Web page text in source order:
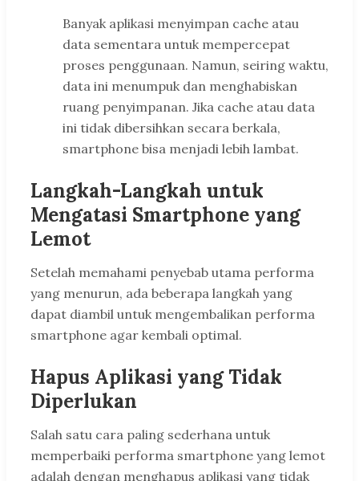
Banyak aplikasi menyimpan cache atau
data sementara untuk mempercepat
proses penggunaan. Namun, seiring waktu,
data ini menumpuk dan menghabiskan
ruang penyimpanan. Jika cache atau data
ini tidak dibersihkan secara berkala,
smartphone bisa menjadi lebih lambat.
Langkah-Langkah untuk
Mengatasi Smartphone yang
Lemot
Setelah memahami penyebab utama performa
yang menurun, ada beberapa langkah yang
dapat diambil untuk mengembalikan performa
smartphone agar kembali optimal.
Hapus Aplikasi yang Tidak
Diperlukan
Salah satu cara paling sederhana untuk
memperbaiki performa smartphone yang lemot
adalah dengan menghapus aplikasi yang tidak